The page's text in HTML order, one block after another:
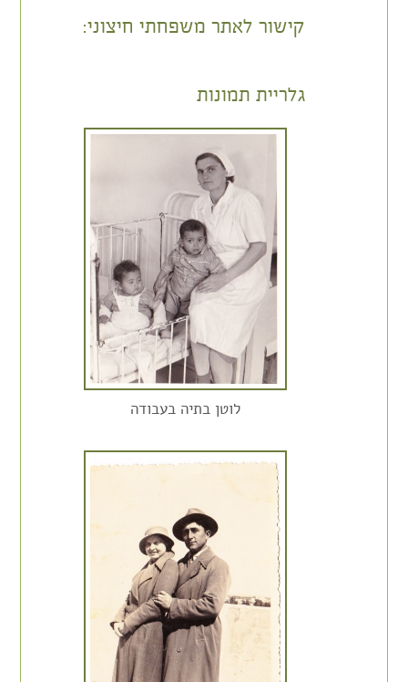
קישור לאתר משפחתי חיצוני:
גלריית תמונות
לוטן בתיה בעבודה